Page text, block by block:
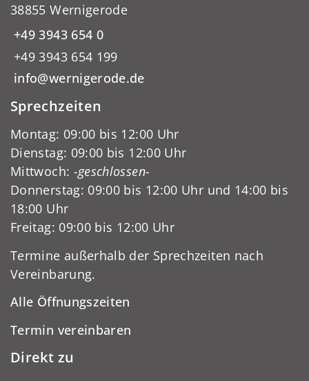
38855 Wernigerode
+49 3943 654 0
+49 3943 654 199
info@wernigerode.de
Sprechzeiten
Montag: 09:00 bis 12:00 Uhr
Dienstag: 09:00 bis 12:00 Uhr
Mittwoch: -geschlossen-
Donnerstag: 09:00 bis 12:00 Uhr und 14:00 bis
18:00 Uhr
Freitag: 09:00 bis 12:00 Uhr
Termine außerhalb der Sprechzeiten nach
Vereinbarung.
Alle Öffnungszeiten
Termin vereinbaren
Direkt zu